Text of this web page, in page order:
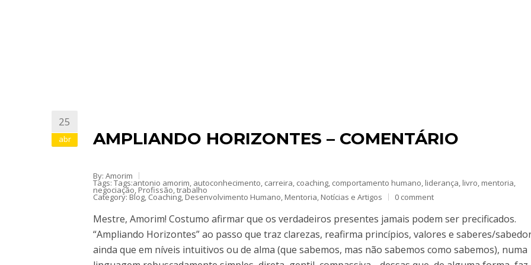
25
abr AMPLIANDO HORIZONTES – COMENTÁRIO
By: Amorim
Tags: Tags:antonio amorim, autoconhecimento, carreira, coaching, comportamento humano, liderança, livro, mentoria,
negociação, Profissão,trabalho
Category: Blog, Coaching, Desenvolvimento Humano, Mentoria, Notícias e Artigos 0 comment
Mestre, Amorim! Costumo afirmar que os verdadeiros presentes jamais podem ser precificados.
“Ampliando Horizontes” ao passo que traz clarezas, reafirma princípios, valores e saberes/
ainda que em níveis intuitivos ou de alma (que sabemos, mas não sabemos como sabemos), numa